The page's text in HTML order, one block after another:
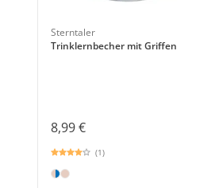
Sterntaler
Trinklernbecher mit Griffen
8,99 €
(1)